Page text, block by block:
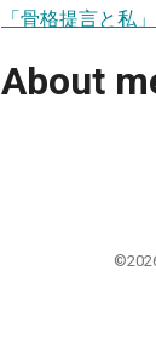
「骨格提言と私」
About